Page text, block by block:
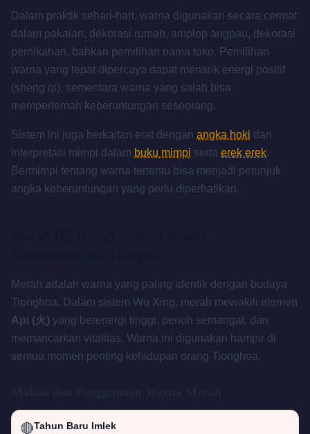
Dalam praktik sehari-hari, warna digunakan secara cermat
dalam pakaian, dekorasi rumah, amplop angpau, dekorasi
pernikahan, bahkan pemilihan nama toko. Pemilihan
warna yang tepat dipercaya dapat menarik energi positif
(sheng qi), sementara warna yang salah bisa
memperlemah keberuntungan seseorang.
Sistem ini juga berkaitan erat dengan angka hoki dan
interpretasi mimpi dalam buku mimpi serta erek erek.
Bermimpi tentang warna tertentu bisa menjadi petunjuk
angka keberuntungan yang perlu diperhatikan.
Merah adalah warna yang paling identik dengan budaya
Tionghoa. Dalam sistem Wu Xing, merah mewakili elemen
Api (火) yang berenergi tinggi, penuh semangat, dan
memancarkan vitalitas. Warna ini digunakan hampir di
semua momen penting kehidupan orang Tionghoa.
🔴Tahun Baru Imlek